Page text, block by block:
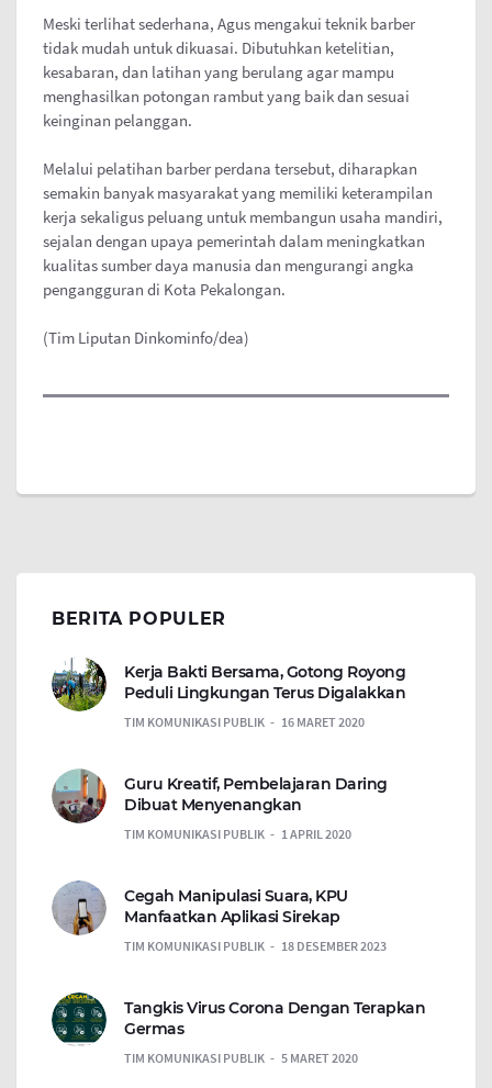
Meski terlihat sederhana, Agus mengakui teknik barber
tidak mudah untuk dikuasai. Dibutuhkan ketelitian,
kesabaran, dan latihan yang berulang agar mampu
menghasilkan potongan rambut yang baik dan sesuai
keinginan pelanggan.
Melalui pelatihan barber perdana tersebut, diharapkan
semakin banyak masyarakat yang memiliki keterampilan
kerja sekaligus peluang untuk membangun usaha mandiri,
sejalan dengan upaya pemerintah dalam meningkatkan
kualitas sumber daya manusia dan mengurangi angka
pengangguran di Kota Pekalongan.
(Tim Liputan Dinkominfo/dea)
BERITA POPULER
Kerja Bakti Bersama, Gotong Royong
Peduli Lingkungan Terus Digalakkan
TIM KOMUNIKASI PUBLIK 16 MARET 2020
Guru Kreatif, Pembelajaran Daring
Dibuat Menyenangkan
TIM KOMUNIKASI PUBLIK 1 APRIL 2020
Cegah Manipulasi Suara, KPU
Manfaatkan Aplikasi Sirekap
TIM KOMUNIKASI PUBLIK 18 DESEMBER 2023
Tangkis Virus Corona Dengan Terapkan
Germas
TIM KOMUNIKASI PUBLIK 5 MARET 2020